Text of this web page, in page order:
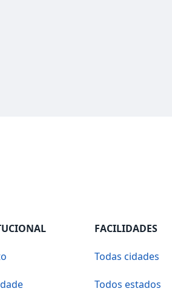
FACILIDADES
Todas cidades
Todos estados